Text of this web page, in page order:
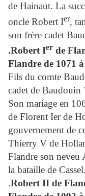
de Hainaut. La
oncle Robert Ier,
son frère cadet
.Robert Ier de
Flandre de 1071
Fils du comte
cadet de Baudouin
Son mariage en
de Florent Ier de
gouvernement de
Thierry V de
Flandre son neveu
la bataille de Cassel.
.Robert II de